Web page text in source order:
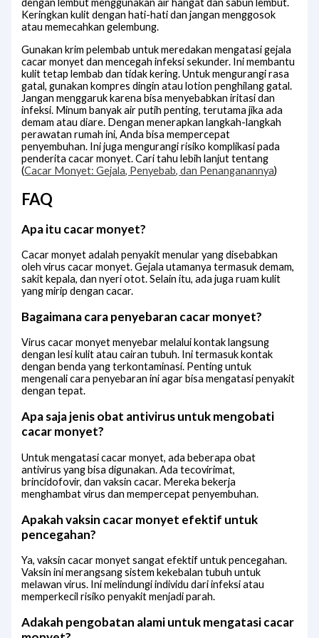
dengan lembut menggunakan air hangat dan sabun lembut.
Keringkan kulit dengan hati-hati dan jangan menggosok
atau memecahkan gelembung.
Gunakan krim pelembab untuk meredakan mengatasi gejala
cacar monyet dan mencegah infeksi sekunder. Ini membantu
kulit tetap lembab dan tidak kering. Untuk mengurangi rasa
gatal, gunakan kompres dingin atau lotion penghilang gatal.
Jangan menggaruk karena bisa menyebabkan iritasi dan
infeksi. Minum banyak air putih penting, terutama jika ada
demam atau diare. Dengan menerapkan langkah-langkah
perawatan rumah ini, Anda bisa mempercepat
penyembuhan. Ini juga mengurangi risiko komplikasi pada
penderita cacar monyet. Cari tahu lebih lanjut tentang
(Cacar Monyet: Gejala, Penyebab, dan Penanganannya)
FAQ
Apa itu cacar monyet?
Cacar monyet adalah penyakit menular yang disebabkan
oleh virus cacar monyet. Gejala utamanya termasuk demam,
sakit kepala, dan nyeri otot. Selain itu, ada juga ruam kulit
yang mirip dengan cacar.
Bagaimana cara penyebaran cacar monyet?
Virus cacar monyet menyebar melalui kontak langsung
dengan lesi kulit atau cairan tubuh. Ini termasuk kontak
dengan benda yang terkontaminasi. Penting untuk
mengenali cara penyebaran ini agar bisa mengatasi penyakit
dengan tepat.
Apa saja jenis obat antivirus untuk mengobati
cacar monyet?
Untuk mengatasi cacar monyet, ada beberapa obat
antivirus yang bisa digunakan. Ada tecovirimat,
brincidofovir, dan vaksin cacar. Mereka bekerja
menghambat virus dan mempercepat penyembuhan.
Apakah vaksin cacar monyet efektif untuk
pencegahan?
Ya, vaksin cacar monyet sangat efektif untuk pencegahan.
Vaksin ini merangsang sistem kekebalan tubuh untuk
melawan virus. Ini melindungi individu dari infeksi atau
memperkecil risiko penyakit menjadi parah.
Adakah pengobatan alami untuk mengatasi cacar